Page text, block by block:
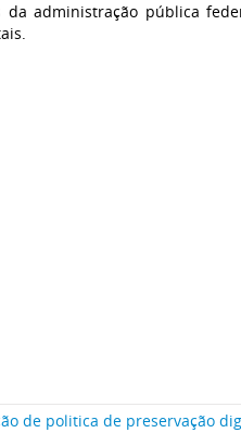
administração pública
de politica de preservação